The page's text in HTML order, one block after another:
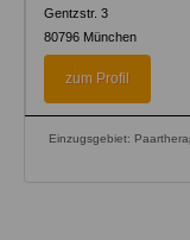
Gentzstr. 3
80796 München
zum Profil
Einzugsgebiet: